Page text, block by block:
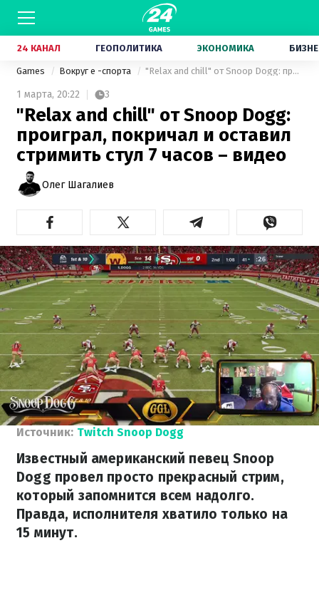
24 КАНАЛ ГЕОПОЛИТИКА ЭКОНОМИКА
Games Вокруг е -спорта "Relax and chill" от Snoop Dogg: проиграл, покричал и оставил стримить стул 7 часов – видео
1 марта, 20:22 3
"Relax and chill" от Snoop Dogg:
проиграл, покричал и оставил
стримить стул 7 часов – видео
Олег Шагалиев
Источник: Twitch Snoop Dogg
Известный американский певец Snoop
Dogg провел просто прекрасный стрим,
который запомнится всем надолго.
Правда, исполнителя хватило только на
15 минут.